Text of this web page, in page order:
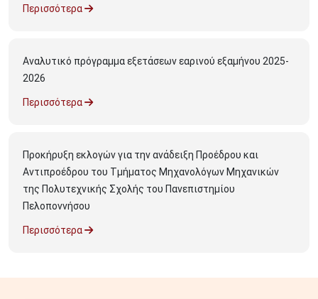
Περισσότερα
Αναλυτικό πρόγραμμα εξετάσεων εαρινού εξαμήνου 2025-
2026
Περισσότερα
Προκήρυξη εκλογών για την ανάδειξη Προέδρου και
Αντιπροέδρου του Τμήματος Μηχανολόγων Μηχανικών
της Πολυτεχνικής Σχολής του Πανεπιστημίου
Πελοποννήσου
Περισσότερα